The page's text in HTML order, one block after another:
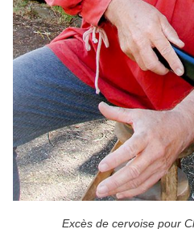
Excès de cervoise pour